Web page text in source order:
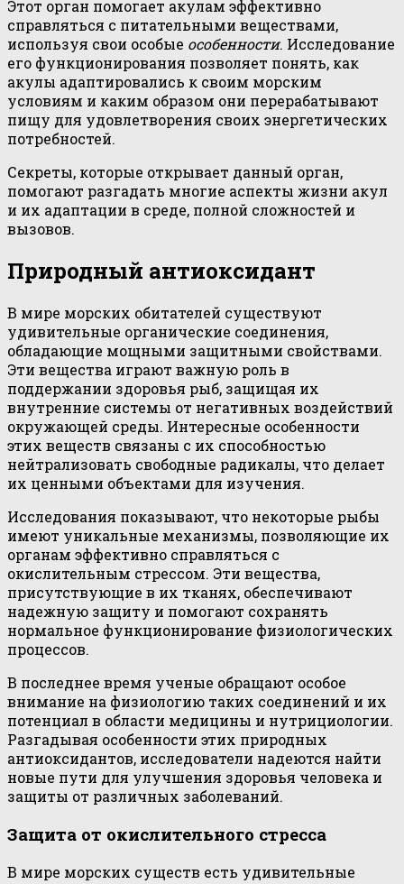
Этот орган помогает акулам эффективно
справляться с питательными веществами,
используя свои особые особенности. Исследование
его функционирования позволяет понять, как
акулы адаптировались к своим морским
условиям и каким образом они перерабатывают
пищу для удовлетворения своих энергетических
потребностей.
Секреты, которые открывает данный орган,
помогают разгадать многие аспекты жизни акул
и их адаптации в среде, полной сложностей и
вызовов.
Природный антиоксидант
В мире морских обитателей существуют
удивительные органические соединения,
обладающие мощными защитными свойствами.
Эти вещества играют важную роль в
поддержании здоровья рыб, защищая их
внутренние системы от негативных воздействий
окружающей среды. Интересные особенности
этих веществ связаны с их способностью
нейтрализовать свободные радикалы, что делает
их ценными объектами для изучения.
Исследования показывают, что некоторые рыбы
имеют уникальные механизмы, позволяющие их
органам эффективно справляться с
окислительным стрессом. Эти вещества,
присутствующие в их тканях, обеспечивают
надежную защиту и помогают сохранять
нормальное функционирование физиологических
процессов.
В последнее время ученые обращают особое
внимание на физиологию таких соединений и их
потенциал в области медицины и нутрициологии.
Разгадывая особенности этих природных
антиоксидантов, исследователи надеются найти
новые пути для улучшения здоровья человека и
защиты от различных заболеваний.
Защита от окислительного стресса
В мире морских существ есть удивительные